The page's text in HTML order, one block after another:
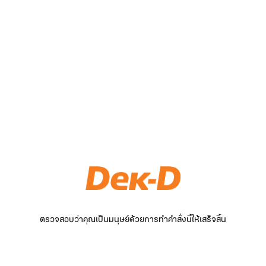
ตรวจสอบว่าคุณเป็นมนุษย์ด้วยการทำคำสั่งนี้ให้เสร็จสิ้น